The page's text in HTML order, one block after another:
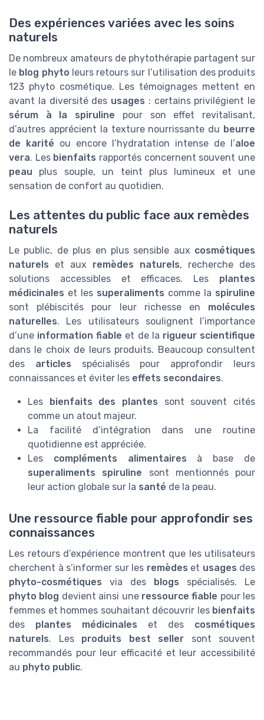
Des expériences variées avec les soins
naturels
De nombreux amateurs de phytothérapie partagent sur
le blog phyto leurs retours sur l’utilisation des produits
123 phyto cosmétique. Les témoignages mettent en
avant la diversité des usages : certains privilégient le
sérum à la spiruline pour son effet revitalisant,
d’autres apprécient la texture nourrissante du beurre
de karité ou encore l’hydratation intense de l’aloe
vera. Les bienfaits rapportés concernent souvent une
peau plus souple, un teint plus lumineux et une
sensation de confort au quotidien.
Les attentes du public face aux remèdes
naturels
Le public, de plus en plus sensible aux cosmétiques
naturels et aux remèdes naturels, recherche des
solutions accessibles et efficaces. Les plantes
médicinales et les superaliments comme la spiruline
sont plébiscités pour leur richesse en molécules
naturelles. Les utilisateurs soulignent l’importance
d’une information fiable et de la rigueur scientifique
dans le choix de leurs produits. Beaucoup consultent
des articles spécialisés pour approfondir leurs
connaissances et éviter les effets secondaires.
Les bienfaits des plantes sont souvent cités
comme un atout majeur.
La facilité d’intégration dans une routine
quotidienne est appréciée.
Les compléments alimentaires à base de
superaliments spiruline sont mentionnés pour
leur action globale sur la santé de la peau.
Une ressource fiable pour approfondir ses
connaissances
Les retours d’expérience montrent que les utilisateurs
cherchent à s’informer sur les remèdes et usages des
phyto-cosmétiques via des blogs spécialisés. Le
phyto blog devient ainsi une ressource fiable pour les
femmes et hommes souhaitant découvrir les bienfaits
des plantes médicinales et des cosmétiques
naturels. Les produits best seller sont souvent
recommandés pour leur efficacité et leur accessibilité
au phyto public.